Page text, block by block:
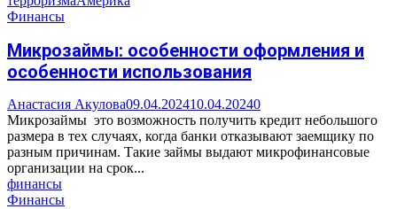
Финансы
Микрозаймы: особенности оформления и
особенности использования
Анастасия Акулова09.04.202410.04.20240
Микрозаймы ­ это возможность получить кредит небольшого
размера в тех случаях, когда банки отказывают заемщику по
разным причинам. Такие займы выдают микрофинансовые
организации на срок...
финансы
Финансы